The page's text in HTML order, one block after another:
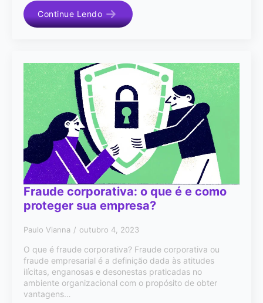
Continue Lendo
Fraude corporativa: o que é e como
proteger sua empresa?
Paulo Vianna outubro 4, 2023
O que é fraude corporativa? Fraude corporativa ou
fraude empresarial é a definição dada às atitudes
ilícitas, enganosas e desonestas praticadas no
ambiente organizacional com o propósito de obter
vantagens…